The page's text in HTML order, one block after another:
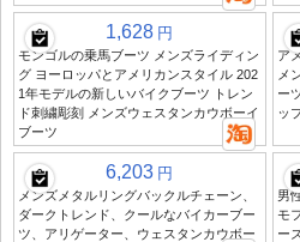
1,628 円
モンゴルの乗馬ブーツ メンズライディン
グ ヨーロッパとアメリカンスタイル 202
1年モデルの新しいバイクブーツ トレン
ド刺繍彫刻 メンズウェスタンカウボーイ
ブーツ
ア
メ
ー
ッ
6,203 円
メンズメタルリングバックルチェーン、
ダークトレンド、クールなバイカーブー
ツ、アリゲーター、ウェスタンカウボー
男
モ
ー